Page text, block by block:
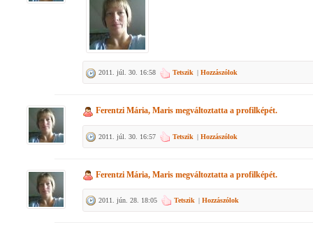
2011. júl. 30. 16:58 Tetszik | Hozzászólok
Ferentzi Mária, Maris megváltoztatta a profilképét.
2011. júl. 30. 16:57 Tetszik | Hozzászólok
Ferentzi Mária, Maris megváltoztatta a profilképét.
2011. jún. 28. 18:05 Tetszik | Hozzászólok